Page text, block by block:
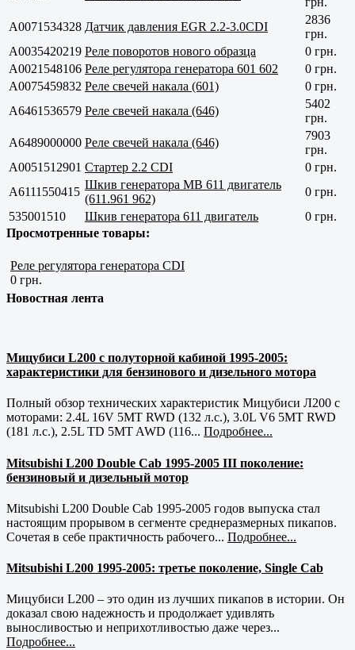
A0071534328 Датчик давления EGR 2.2-3.0CDI
2836
грн.
A0035420219 Реле поворотов нового образца
0 грн.
A0021548106 Реле регулятора генератора 601 602
0 грн.
A0075459832 Реле свечей накала (601)
0 грн.
A6461536579 Реле свечей накала (646)
5402
грн.
A6489000000 Реле свечей накала (646)
7903
грн.
A0051512901 Стартер 2.2 CDI
0 грн.
A6111550415
Шкив генератора MB 611 двигатель
(611.961 962)
0 грн.
535001510
Шкив генератора 611 двигатель
0 грн.
Просмотренные товары:
Реле регулятора генератора CDI
0 грн.
Новостная лента
Мицубиси L200 с полуторной кабиной 1995-2005:
характеристики для бензинового и дизельного мотора
Полный обзор технических характеристик Мицубиси Л200 с
моторами: 2.4L 16V 5MT RWD (132 л.с.), 3.0L V6 5MT RWD
(181 л.с.), 2.5L TD 5MT AWD (116... Подробнее...
Mitsubishi L200 Double Cab 1995-2005 III поколение:
бензиновый и дизельный мотор
Mitsubishi L200 Double Cab 1995-2005 годов выпуска стал
настоящим прорывом в сегменте среднеразмерных пикапов.
Сочетая в себе практичность рабочего... Подробнее...
Mitsubishi L200 1995-2005: третье поколение, Single Cab
Мицубиси L200 – это один из лучших пикапов в истории. Он
доказал свою надежность и продолжает удивлять
выносливостью и неприхотливостью даже через...
Подробнее...